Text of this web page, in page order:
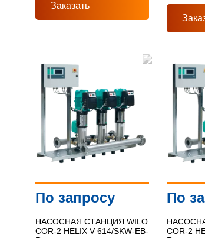
Заказать
По запросу
НАСОСНАЯ СТАНЦИЯ WILO
COR-2 HELIX V 614/SKW-EB-
По
COR-2